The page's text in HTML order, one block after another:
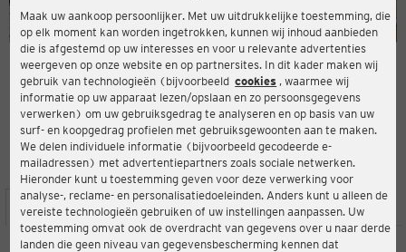
Maak uw aankoop persoonlijker. Met uw uitdrukkelijke toestemming, die
op elk moment kan worden ingetrokken, kunnen wij inhoud aanbieden
die is afgestemd op uw interesses en voor u relevante advertenties
weergeven op onze website en op partnersites. In dit kader maken wij
gebruik van technologieën (bijvoorbeeld cookies , waarmee wij
informatie op uw apparaat lezen/opslaan en zo persoonsgegevens
verwerken) om uw gebruiksgedrag te analyseren en op basis van uw
surf- en koopgedrag profielen met gebruiksgewoonten aan te maken.
We delen individuele informatie (bijvoorbeeld gecodeerde e-
mailadressen) met advertentiepartners zoals sociale netwerken.
Hieronder kunt u toestemming geven voor deze verwerking voor
analyse-, reclame- en personalisatiedoeleinden. Anders kunt u alleen de
vereiste technologieën gebruiken of uw instellingen aanpassen. Uw
toestemming omvat ook de overdracht van gegevens over u naar derde
landen die geen niveau van gegevensbescherming kennen dat
ERNSTING'S FAMILY-WINKEL
Hauptstr. 69
35745 Herborn
4,1
Beoordeling:
LOCATIE SERVICES ASSORTIMENT ACTIES